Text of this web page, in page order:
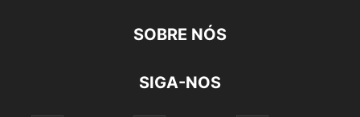
SOBRE NÓS
SIGA-NOS